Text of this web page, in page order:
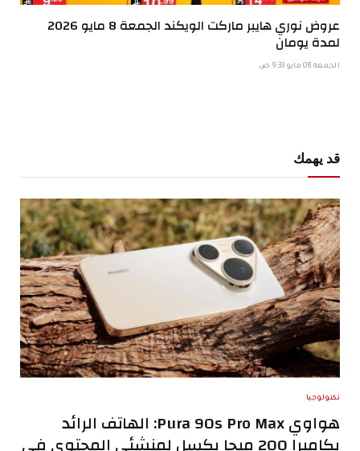
عروض نوري هايبر ماركت الويكند الجمعة 8 مايو 2026
لمدة يومان
الجمعة 08 مايو 9:33 ص
قد يهمك
تكنولوجيا
هواوي Pura 90s Pro Max: الهاتف الرائد